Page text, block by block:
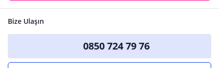
Bize Ulaşın
0850 724 79 76